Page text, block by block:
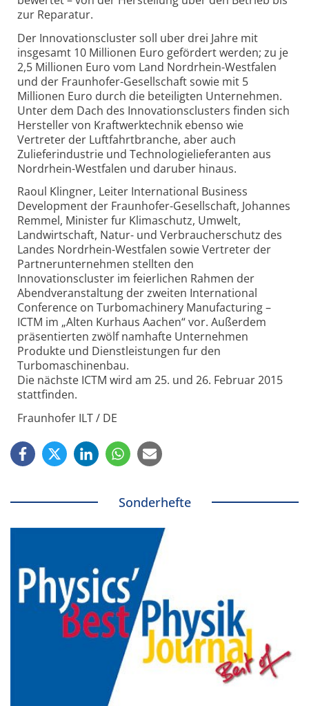
zur Reparatur.
Der Innovationscluster soll uber drei Jahre mit
insgesamt 10 Millionen Euro gefördert werden; zu je
2,5 Millionen Euro vom Land Nordrhein-Westfalen
und der Fraunhofer-Gesellschaft sowie mit 5
Millionen Euro durch die beteiligten Unternehmen.
Unter dem Dach des Innovationsclusters finden sich
Hersteller von Kraftwerktechnik ebenso wie
Vertreter der Luftfahrtbranche, aber auch
Zulieferindustrie und Technologielieferanten aus
Nordrhein-Westfalen und daruber hinaus.
Raoul Klingner, Leiter International Business
Development der Fraunhofer-Gesellschaft, Johannes
Remmel, Minister fur Klimaschutz, Umwelt,
Landwirtschaft, Natur- und Verbraucherschutz des
Landes Nordrhein-Westfalen sowie Vertreter der
Partnerunternehmen stellten den
Innovationscluster im feierlichen Rahmen der
Abendveranstaltung der zweiten International
Conference on Turbomachinery Manufacturing –
ICTM im „Alten Kurhaus Aachen“ vor. Außerdem
präsentierten zwölf namhafte Unternehmen
Produkte und Dienstleistungen fur den
Turbomaschinenbau.
Die nächste ICTM wird am 25. und 26. Februar 2015
stattfinden.
Fraunhofer ILT / DE
Sonderhefte